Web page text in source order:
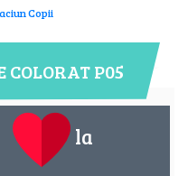
Copii
COLORAT P05
la